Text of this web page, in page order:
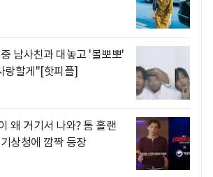
남사친과 대놓고 '볼뽀뽀'
랑할게"[핫피플]
왜 거기서 나와? 톰 홀랜
상청에 깜짝 등장